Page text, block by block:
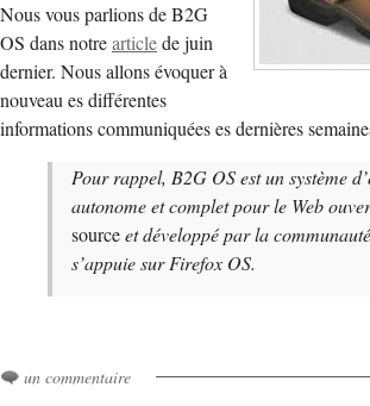
Nous vous parlions de B2G
OS dans notrearticlede juin
dernier. Nous allons évoquer à
nouveau es différentes
informations communiquées es dernières
Pour rappel, B2G OS est un système
autonome et complet pour le Web
sourceet développé par la
s’appuie sur Firefox OS.
un commentaire